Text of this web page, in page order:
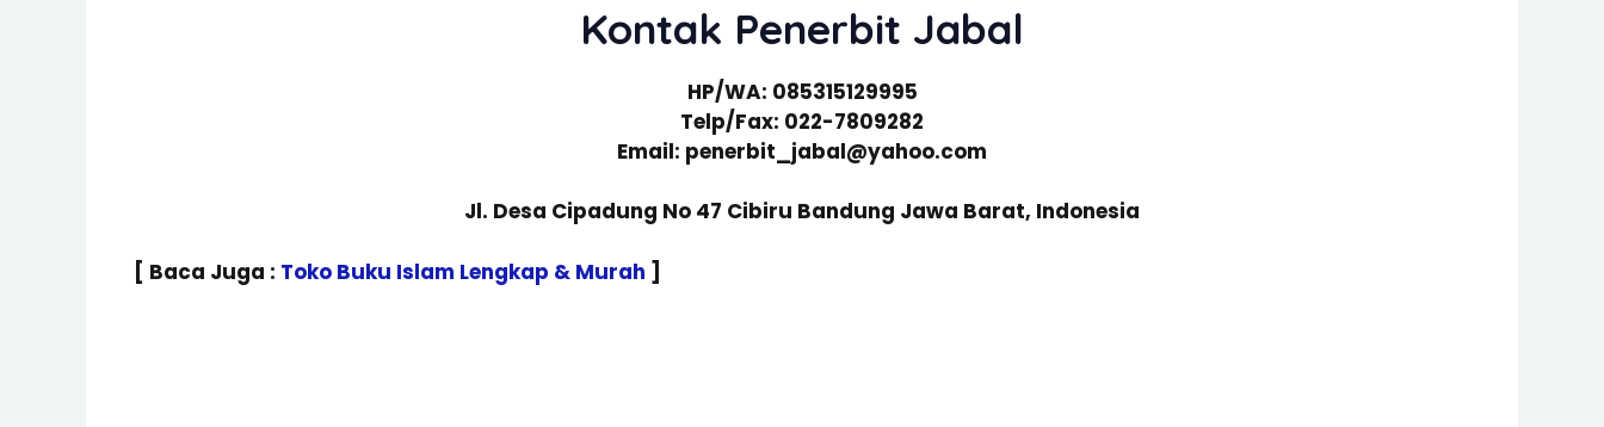
Kontak Penerbit Jabal
HP/WA: 085315129995
Telp/Fax: 022-7809282
Email: penerbit_jabal@yahoo.com
Jl. Desa Cipadung No 47 Cibiru Bandung Jawa Barat, Indonesia
[ Baca Juga : Toko Buku Islam Lengkap & Murah ]